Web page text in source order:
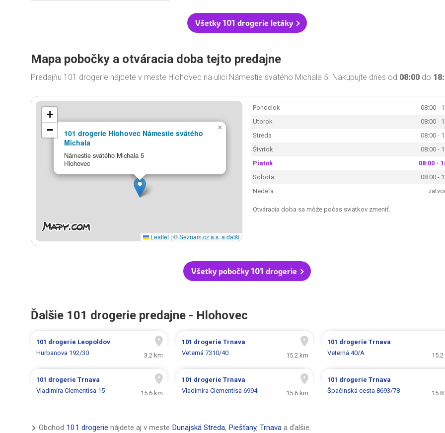
Všetky 101 drogerie letáky
Mapa pobočky a otváracia doba tejto predajne
Predajňu 101 drogerie nájdete v meste Hlohovec na ulici Námestie svätého Michala 5. Nakupujte dnes od 08:00 do
101 drogerie Hlohovec Námestie svätého
Michala
Námestie svätého Michala 5
Hlohovec
×
+
−
Leaflet | © Seznam.cz a.s. a další
Pondelok
08:00 -
Utorok
08:00 -
Streda
08:00 -
Štvrtok
08:00 -
Piatok
08:00 -
Sobota
08:00 -
Nedeľa
Otváracia doba sa môže počas sviatkov zmeniť.
Všetky pobočky 101 drogerie
Ďalšie 101 drogerie predajne - Hlohovec
101 drogerie Leopoldov
Hurbanova 192/30
3.2 km
101 drogerie Trnava
Veterná 7310/40
15.2 km
101 drogerie Trnava
Veterná 40/A
101 drogerieTrnava
Vladimíra Clementisa 15
15.6 km
101 drogerie Trnava
Vladimíra Clementisa 6994
15.6 km
101 drogerie Trnava
Špačinská cesta 8693/78
Obchod 101 drogerie nájdete aj v meste Dunajská Streda, Piešťany, Trnava a ďalšie.